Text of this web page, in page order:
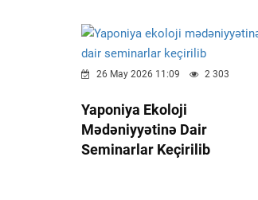
26 May 2026 11:09 2 303
Yaponiya Ekoloji
Mədəniyyətinə Dair
Seminarlar Keçirilib